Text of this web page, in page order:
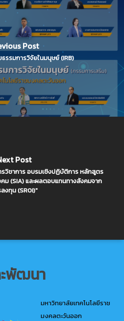
Post
รรมการวิจัยในมนุษย์ (IRB)
Post
รวิชาการ อบรมเชิงปฏิบัติการ หลักสูตร
ม (SIA) และผลตอบแทนทางสังคมจาก
งทุน (SROI)"
พัฒนา
มหาวิทยาลัยเทคโนโลยีราช
มงคลตะวันออก